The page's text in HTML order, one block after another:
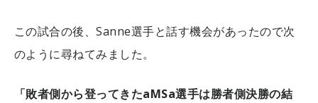
この試合の後、Sanne選手と話す機会があったので次
のように尋ねてみました。
「敗者側から登ってきたaMSa選手は勝者側決勝の結